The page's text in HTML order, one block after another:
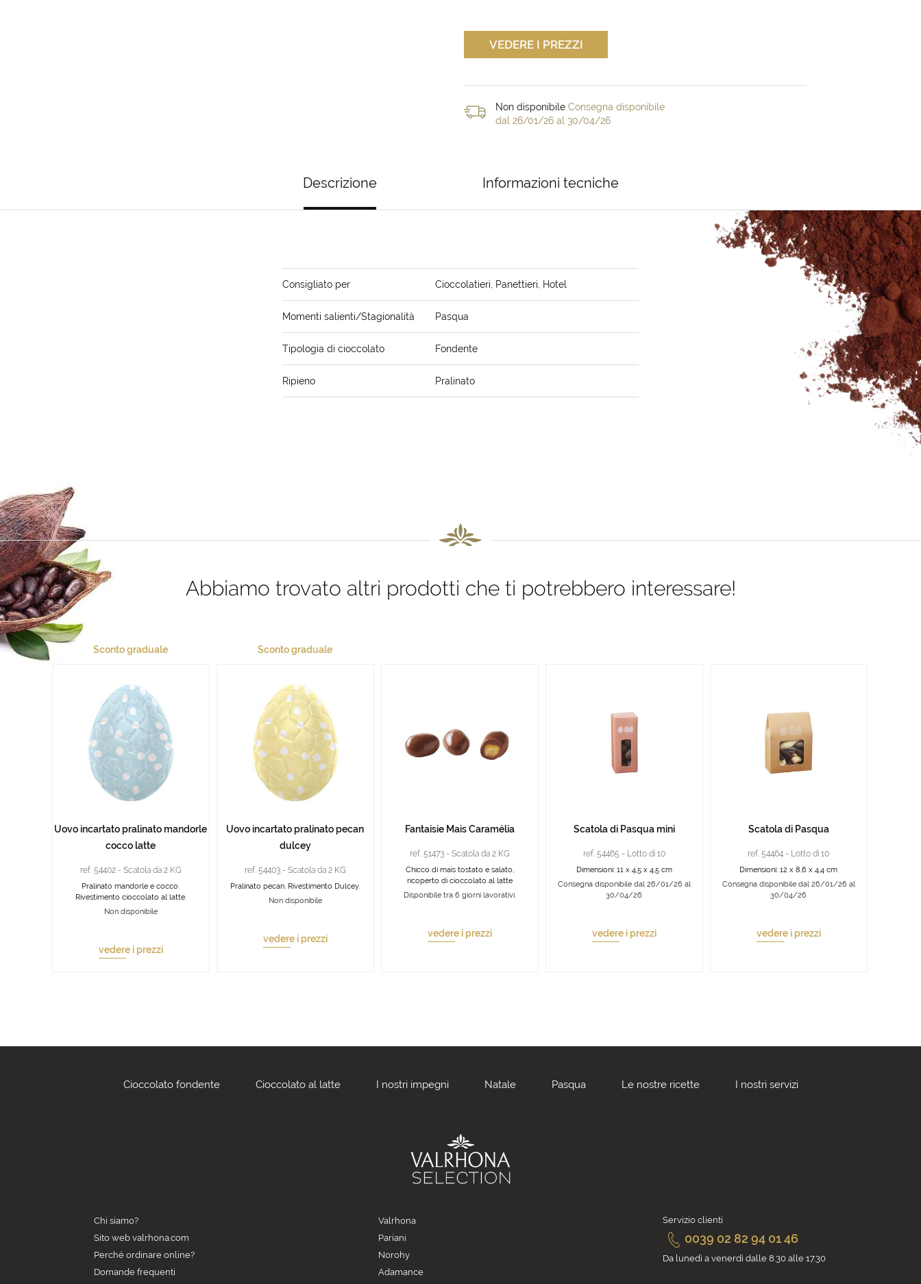
VEDERE I PREZZI
Non disponibile Consegna disponibile
dal 26/01/26 al 30/04/26
Descrizione Informazioni tecniche
Consigliato per Cioccolatieri, Panettieri, Hotel
Momenti salienti/Stagionalità Pasqua
Tipologia di cioccolato Fondente
Ripieno Pralinato
Abbiamo trovato altri prodotti che ti potrebbero interessare!
Sconto graduale
Uovo incartato pralinato mandorle
cocco latte
ref. 54402 - Scatola da 2 KG
Pralinato mandorle e cocco.
Rivestimento cioccolato al latte.
Non disponibile
vedere i prezzi
Sconto graduale
Uovo incartato pralinato pecan
dulcey
ref. 54403 - Scatola da 2 KG
Pralinato pecan. Rivestimento Dulcey.
Non disponibile
vedere i prezzi
Fantaisie Mais Caramélia
ref. 51473 - Scatola da 2 KG
Chicco di mais tostato e salato,
ricoperto di cioccolato al latte
Disponibile tra 6 giorni lavorativi.
vedere i prezzi
Scatola di Pasqua mini
ref. 54465 - Lotto di 10
Dimensioni: 11 x 4,5 x 4,5 cm
Consegna disponibile dal 26/01/26 al
30/04/26
vedere i prezzi
Scatola di Pasqua
ref. 54464 - Lotto di 10
Dimensioni: 12 x 8,6 x 4,4 cm
Consegna disponibile dal 26/01/26 al
30/04/26
vedere i prezzi
Cioccolato fondente Cioccolato al latte I nostri impegni Natale Pasqua Le nostre ricette I nostri servizi
Chi siamo?
Sito web valrhona.com
Perché ordinare online?
Domande frequenti
Valrhona
Pariani
Norohy
Adamance
Servizio clienti
0039 02 82 94 01 46
Da lunedì a venerdì dalle 8.30 alle 17.30